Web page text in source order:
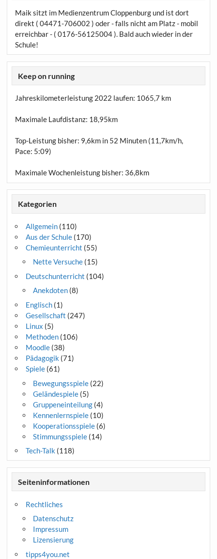
Maik sitzt im Medienzentrum Cloppenburg und ist dort
direkt ( 04471-706002 ) oder - falls nicht am Platz - mobil
erreichbar - ( 0176-56125004 ). Bald auch wieder in der
Schule!
Keep on running
Jahreskilometerleistung 2022 laufen: 1065,7 km
Maximale Laufdistanz: 18,95km
Top-Leistung bisher: 9,6km in 52 Minuten (11,7km/h,
Pace: 5:09)
Maximale Wochenleistung bisher: 36,8km
Kategorien
Allgemein(110)
Aus der Schule(170)
Chemieunterricht (55)
Nette Versuche(15)
Deutschunterricht (104)
Anekdoten(8)
Englisch(1)
Gesellschaft (247)
Linux (5)
Methoden(106)
Moodle(38)
Pädagogik (71)
Spiele(61)
Bewegungsspiele(22)
Geländespiele(5)
Gruppeneinteilung(4)
Kennenlernspiele(10)
Kooperationsspiele(6)
Stimmungsspiele(14)
Tech-Talk (118)
Seiteninformationen
Rechtliches
Datenschutz
Impressum
Lizensierung
tipps4you.net